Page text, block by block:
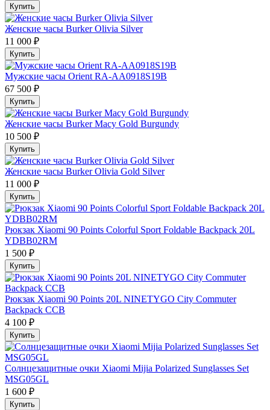
Купить
Женские часы Burker Olivia Silver
11 000 ₽
Купить
Мужские часы Orient RA-AA0918S19B
67 500 ₽
Купить
Женские часы Burker Macy Gold Burgundy
10 500 ₽
Купить
Женские часы Burker Olivia Gold Silver
11 000 ₽
Купить
Рюкзак Xiaomi 90 Points Colorful Sport Foldable Backpack 20L
YDBB02RM
1 500 ₽
Купить
Рюкзак Xiaomi 90 Points 20L NINETYGO City Commuter
Backpack CCB
4 100 ₽
Купить
Солнцезащитные очки Xiaomi Mijia Polarized Sunglasses Set
MSG05GL
1 600 ₽
Купить